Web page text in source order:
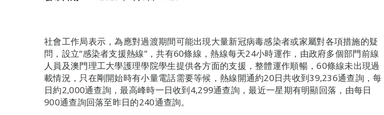
社會工作局表示，為應對過渡期間可能出現大量新冠病毒感染者或家屬對各項措施的疑
問，設立“感染者支援熱線”，共有60條線，熱線每天24小時運作，由政府多個部門前線
人員及澳門理工大學護理學院學生提供各方面的支援，整體運作順暢，60條線未出現過
載情況，只在剛開始時有小量電話需要等候，熱線開通約20日共收到39,236通查詢，每
日約2,000通查詢，最高峰時一日收到4,299通查詢，最近一星期有明顯回落，由每日
900通查詢回落至昨日的240通查詢。